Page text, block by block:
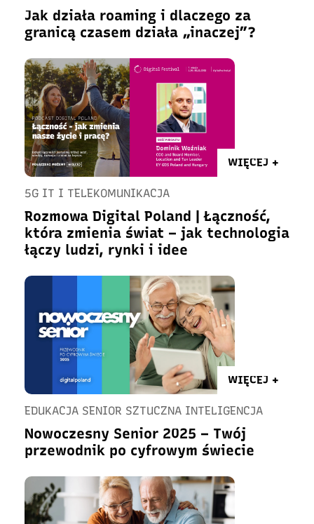
Jak działa roaming i dlaczego za
granicą czasem działa „inaczej”?
WIĘCEJ +
5G IT I TELEKOMUNIKACJA
Rozmowa Digital Poland | Łączność,
która zmienia świat – jak technologia
łączy ludzi, rynki i idee
WIĘCEJ +
EDUKACJA SENIOR SZTUCZNA INTELIGENCJA
Nowoczesny Senior 2025 – Twój
przewodnik po cyfrowym świecie